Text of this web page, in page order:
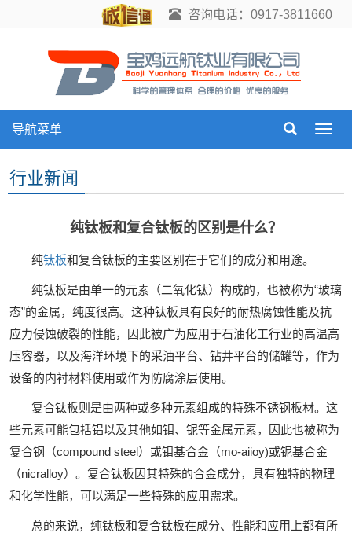
咨询电话：0917-3811660
导
导航菜单
行业新闻
纯钛板和复合钛板的区别是什么？
纯钛板和复合钛板的主要区别在于它们的成分和用途。
纯钛板是由单一的元素（二氧化钛）构成的，也被称为“玻璃
态”的金属，纯度很高。这种钛板具有良好的耐热腐蚀性能及抗
应力侵蚀破裂的性能，因此被广为应用于石油化工行业的高温高
压容器，以及海洋环境下的采油平台、钻井平台的储罐等，作为
设备的内衬材料使用或作为防腐涂层使用。
复合钛板则是由两种或多种元素组成的特殊不锈钢板材。这
些元素可能包括铝以及其他如钼、铌等金属元素，因此也被称为
复合钢（compound steel）或钼基合金（mo-aiioy)或铌基合金
（nicralloy）。复合钛板因其特殊的合金成分，具有独特的物理
和化学性能，可以满足一些特殊的应用需求。
总的来说，纯钛板和复合钛板在成分、性能和应用上都有所